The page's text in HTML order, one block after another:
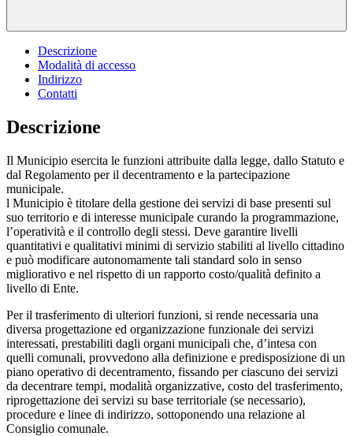
Descrizione
Modalità di accesso
Indirizzo
Contatti
Descrizione
Il Municipio esercita le funzioni attribuite dalla legge, dallo Statuto e
dal Regolamento per il decentramento e la partecipazione
municipale.
l Municipio è titolare della gestione dei servizi di base presenti sul
suo territorio e di interesse municipale curando la programmazione,
l’operatività e il controllo degli stessi. Deve garantire livelli
quantitativi e qualitativi minimi di servizio stabiliti al livello cittadino
e può modificare autonomamente tali standard solo in senso
migliorativo e nel rispetto di un rapporto costo/qualità definito a
livello di Ente.
Per il trasferimento di ulteriori funzioni, si rende necessaria una
diversa progettazione ed organizzazione funzionale dei servizi
interessati, prestabiliti dagli organi municipali che, d’intesa con
quelli comunali, provvedono alla definizione e predisposizione di un
piano operativo di decentramento, fissando per ciascuno dei servizi
da decentrare tempi, modalità organizzative, costo del trasferimento,
riprogettazione dei servizi su base territoriale (se necessario),
procedure e linee di indirizzo, sottoponendo una relazione al
Consiglio comunale.